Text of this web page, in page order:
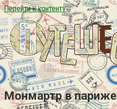
Перейти к контенту
Монмартр в париже